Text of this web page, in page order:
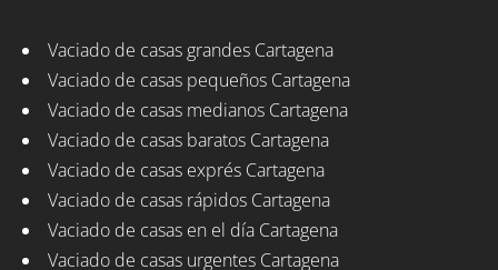
Vaciado de casas grandes Cartagena
Vaciado de casas pequeños Cartagena
Vaciado de casas medianos Cartagena
Vaciado de casas baratos Cartagena
Vaciado de casas exprés Cartagena
Vaciado de casas rápidos Cartagena
Vaciado de casas en el día Cartagena
Vaciado de casas urgentes Cartagena